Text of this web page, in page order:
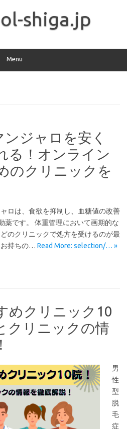
shiga.jp
Menu
ジャロを安く
る！オンライン
のクリニックを
ロは、食欲を抑制し、血糖値の改善
薬です。 体重管理において画期的な
のクリニックで処方を受けるのが最
お持ちの… Read More: selection/… »
めクリニック10
クリニックの情
男
性
型
脱
毛
症